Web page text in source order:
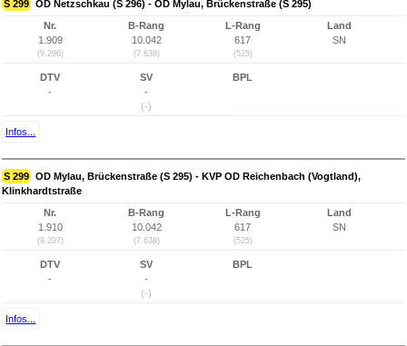
S 299 OD Netzschkau (S 296) - OD Mylau, Brückenstraße (S 295)
Nr.
1.909
(9.296)
B-Rang
10.042
(7.638)
L-Rang
617
(525)
Land
SN
DTV
-
SV
-
(-)
BPL
Infos...
S 299 OD Mylau, Brückenstraße (S 295) - KVP OD Reichenbach (Vogtland),
Klinkhardtstraße
Nr.
1.910
(9.297)
B-Rang
10.042
(7.638)
L-Rang
617
(525)
Land
SN
DTV
-
SV
-
(-)
BPL
Infos...